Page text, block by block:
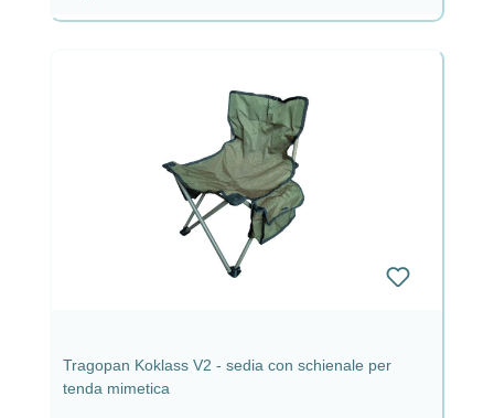
Tragopan Koklass V2 - sedia con schienale per
tenda mimetica